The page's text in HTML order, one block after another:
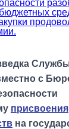
с
присвоения
на